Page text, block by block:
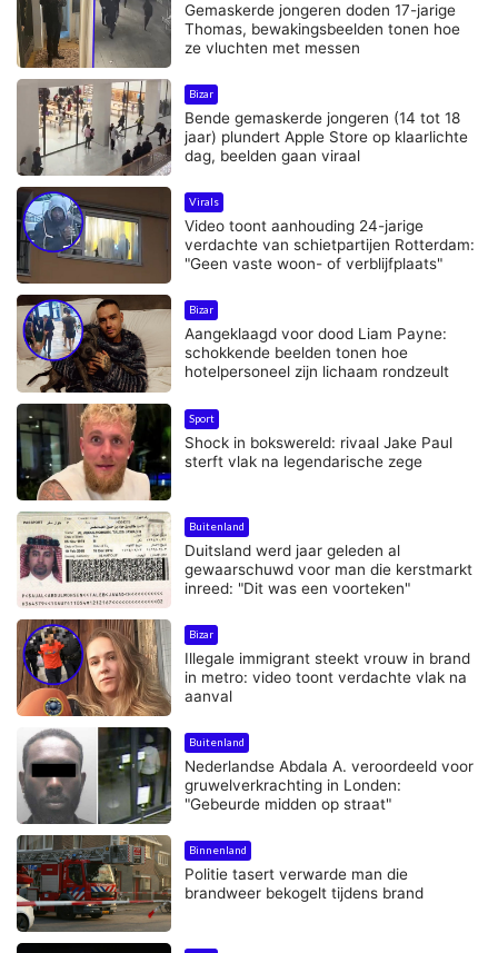
Gemaskerde jongeren doden 17-jarige
Thomas, bewakingsbeelden tonen hoe
ze vluchten met messen
Bizar
Bende gemaskerde jongeren (14 tot 18
jaar) plundert Apple Store op klaarlichte
dag, beelden gaan viraal
Virals
Video toont aanhouding 24-jarige
verdachte van schietpartijen Rotterdam:
"Geen vaste woon- of verblijfplaats"
Bizar
Aangeklaagd voor dood Liam Payne:
schokkende beelden tonen hoe
hotelpersoneel zijn lichaam rondzeult
Sport
Shock in bokswereld: rivaal Jake Paul
sterft vlak na legendarische zege
Buitenland
Duitsland werd jaar geleden al
gewaarschuwd voor man die kerstmarkt
inreed: "Dit was een voorteken"
Bizar
Illegale immigrant steekt vrouw in brand
in metro: video toont verdachte vlak na
aanval
Buitenland
Nederlandse Abdala A. veroordeeld voor
gruwelverkrachting in Londen:
"Gebeurde midden op straat"
Binnenland
Politie tasert verwarde man die
brandweer bekogelt tijdens brand